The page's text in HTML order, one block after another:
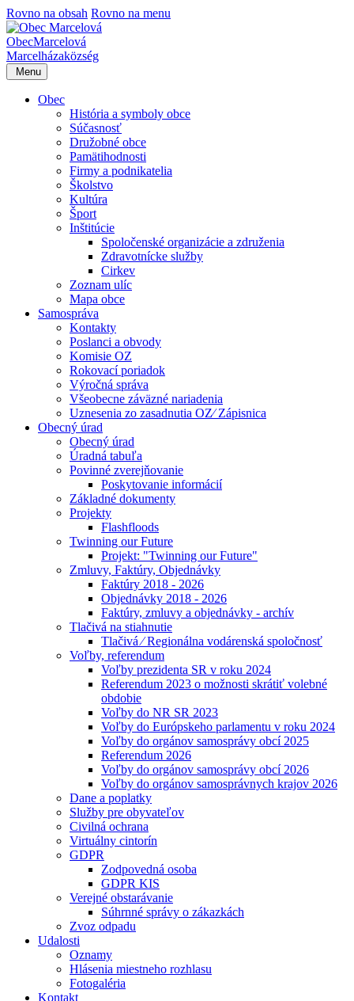
Rovno na obsah Rovno na menu
ObecMarcelová
Marcelházaközség
Menu
Obec
História a symboly obce
Súčasnosť
Družobné obce
Pamätihodnosti
Firmy a podnikatelia
Školstvo
Kultúra
Šport
Inštitúcie
Spoločenské organizácie a združenia
Zdravotnícke služby
Cirkev
Zoznam ulíc
Mapa obce
Samospráva
Kontakty
Poslanci a obvody
Komisie OZ
Rokovací poriadok
Výročná správa
Všeobecne záväzné nariadenia
Uznesenia zo zasadnutia OZ⁄ Zápisnica
Obecný úrad
Obecný úrad
Úradná tabuľa
Povinné zverejňovanie
Poskytovanie informácií
Základné dokumenty
Projekty
Flashfloods
Twinning our Future
Projekt: "Twinning our Future"
Zmluvy, Faktúry, Objednávky
Faktúry 2018 - 2026
Objednávky 2018 - 2026
Faktúry, zmluvy a objednávky - archív
Tlačivá na stiahnutie
Tlačivá ⁄ Regionálna vodárenská spoločnosť
Voľby, referendum
Voľby prezidenta SR v roku 2024
Referendum 2023 o možnosti skrátiť volebné
obdobie
Voľby do NR SR 2023
Voľby do Európskeho parlamentu v roku 2024
Voľby do orgánov samosprávy obcí 2025
Referendum 2026
Voľby do orgánov samosprávy obcí 2026
Voľby do orgánov samosprávnych krajov 2026
Dane a poplatky
Služby pre obyvateľov
Civilná ochrana
Virtuálny cintorín
GDPR
Zodpovedná osoba
GDPR KIS
Verejné obstarávanie
Súhrnné správy o zákazkách
Zvoz odpadu
Udalosti
Oznamy
Hlásenia miestneho rozhlasu
Fotogaléria
Kontakt